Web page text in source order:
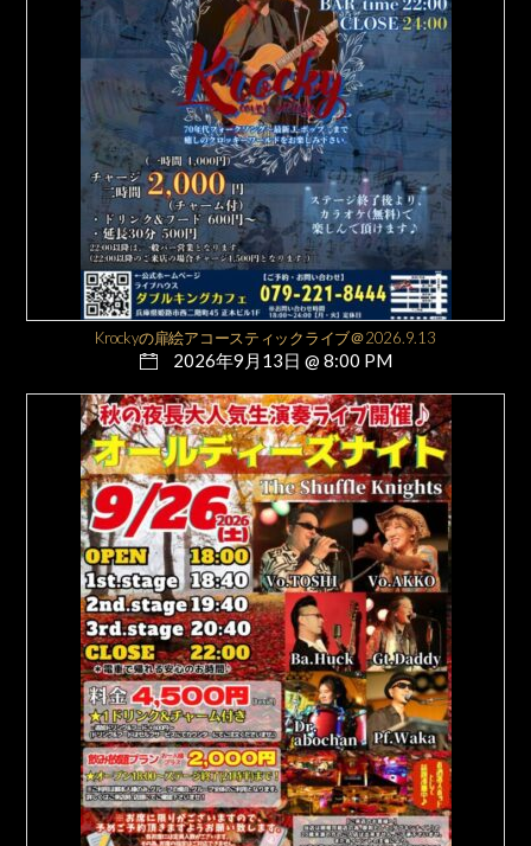
Krockyの扉絵アコースティックライブ＠2026.9.13
2026年9月13日 @ 8:00 PM